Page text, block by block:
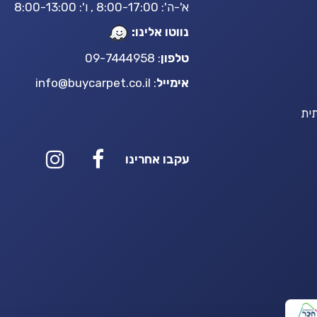
א'-ה': 8:00-17:00 , ו': 8:00-13:00
נווטו אלינו:
טלפון: 09-7444958
אימייל:
info@buycarpet.co.il
עקבו אחרינו